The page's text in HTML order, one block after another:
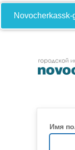
Novocherkassk-
Имя